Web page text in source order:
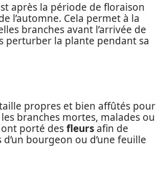
après la période de floraison
l’automne. Cela permet à la
branches avant l’arrivée de
perturber la plante pendant sa
propres et bien affûtés pour
branches mortes, malades ou
porté desfleurs afin de
d’un bourgeon ou d’une feuille